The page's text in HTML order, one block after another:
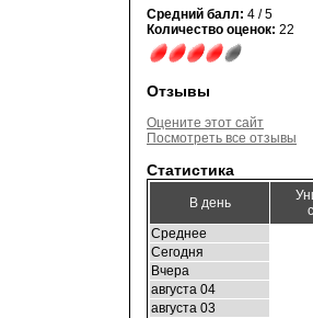
Средний балл: 4 / 5
Количество оценок: 22
Отзывы
Оцените этот сайт
Посмотреть все отзывы
Статистика
В день
Среднее
Сегодня
Вчера
августа 04
августа 03